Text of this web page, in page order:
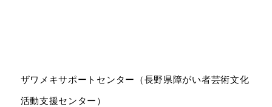
ザワメキサポートセンター（長野県障がい者芸術文化
活動支援センター）